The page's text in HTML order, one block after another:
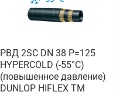
РВД 2SC DN 38 P=125
HYPERCOLD (-55°C)
(повышенное давление)
DUNLOP HIFLEX TM